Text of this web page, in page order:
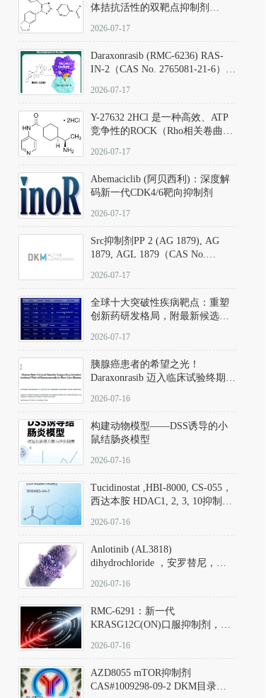
体拮抗活性的双靶点抑制剂
D801067）
2026-07-17
Daraxonrasib (RMC-6236) RAS-
IN-2（CAS No. 2765081-21-6）：
向KRAS/NRAS/HRAS的广谱RAS
2026-07-17
Y-27632 2HCl 是一种高效、ATP
竞争性的ROCK（Rho相关卷曲螺
同等抑制ROCK1与ROCK2；其通
过精准嵌入激酶的ATP结合位点
发挥抑制作用，对ROCK1和
ROCK2的解离常数（Ki）分别为
140 nM和300 nM；在众多丝氨酸/
中，其靶向ROCK的选择性超过
200倍，凸显出优异的分子特异
2026-07-17
Abemaciclib (阿贝西利)：深度解
码新一代CDK4/6靶向抑制剂
2026-07-17
Src抑制剂PP 2 (AG 1879), AG
1879, AGL 1879（CAS No.
应用指南
2026-07-17
全球十大突破性疾病靶点：重塑
创新药研发格局，附最新候选分
2026-07-17
胰腺癌患者的希望之光！
Daraxonrasib 迈入临床试验终期阶
2026-07-16
构建动物模型——DSS诱导的小
鼠结肠炎模型
2026-07-16
Tucidinostat ,HBI-8000, CS-055，
西达本胺 HDAC1, 2, 3, 10抑制剂
D808567) - DKM活性分子
2026-07-16
Anlotinib (AL3818)
dihydrochloride ，安罗替尼，
Hydrochloride实验方法步骤SOP
2026-07-16
RMC-6291：新一代
KRASG12C(ON)口服抑制剂，
(Elironrasib)CAS#2641998-63-0
2026-07-16
AZD8055 mTOR抑制剂
CAS#1009298-09-2 DKM目录号